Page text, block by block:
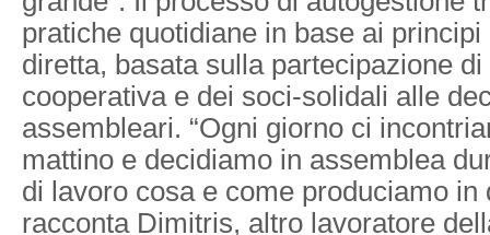
pratiche quotidiane in base ai
diretta, basata sulla partecipazione
cooperativa e dei soci-solidali alle
assembleari. “Ogni giorno ci
mattino e decidiamo in assemblea
di lavoro cosa e come produciamo in
racconta Dimitris, altro lavoratore